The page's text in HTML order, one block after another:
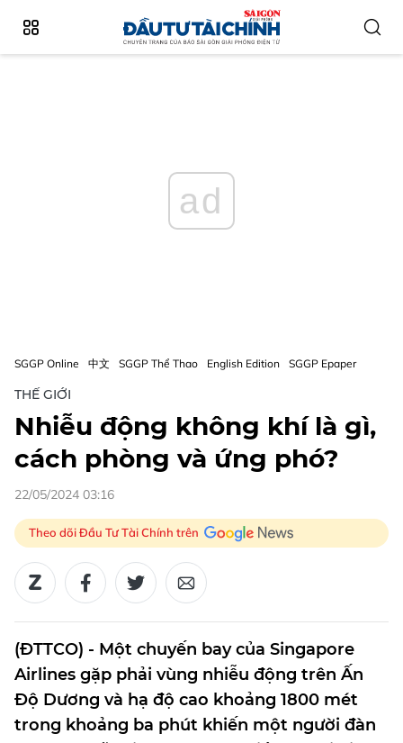
ad
SGGP Online 中文 SGGP Thể Thao English Edition SGGP Epaper
THẾ GIỚI
Nhiễu động không khí là gì,
cách phòng và ứng phó?
22/05/2024 03:16
Theo dõi Đầu Tư Tài Chính trên
(ĐTTCO) - Một chuyến bay của Singapore
Airlines gặp phải vùng nhiễu động trên Ấn
Độ Dương và hạ độ cao khoảng 1800 mét
trong khoảng ba phút khiến một người đàn